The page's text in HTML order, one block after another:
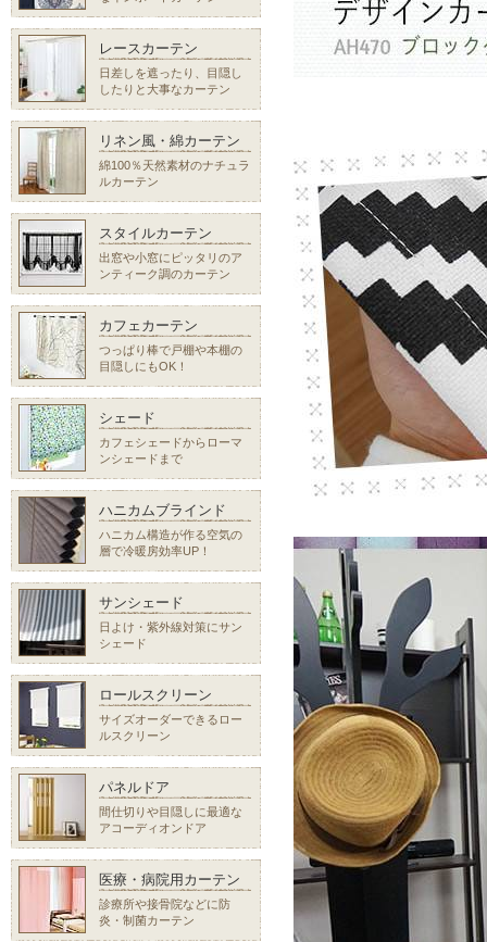
レースカーテン
日差しを遮ったり、目隠し
したりと大事なカーテン
リネン風・綿カーテン
綿100％天然素材のナチュラ
ルカーテン
スタイルカーテン
出窓や小窓にピッタリのア
ンティーク調のカーテン
カフェカーテン
つっぱり棒で戸棚や本棚の
目隠しにもOK！
シェード
カフェシェードからローマ
ンシェードまで
ハニカムブラインド
ハニカム構造が作る空気の
層で冷暖房効率UP！
サンシェード
日よけ・紫外線対策にサン
シェード
ロールスクリーン
サイズオーダーできるロー
ルスクリーン
パネルドア
間仕切りや目隠しに最適な
アコーディオンドア
医療・病院用カーテン
診療所や接骨院などに防
炎・制菌カーテン